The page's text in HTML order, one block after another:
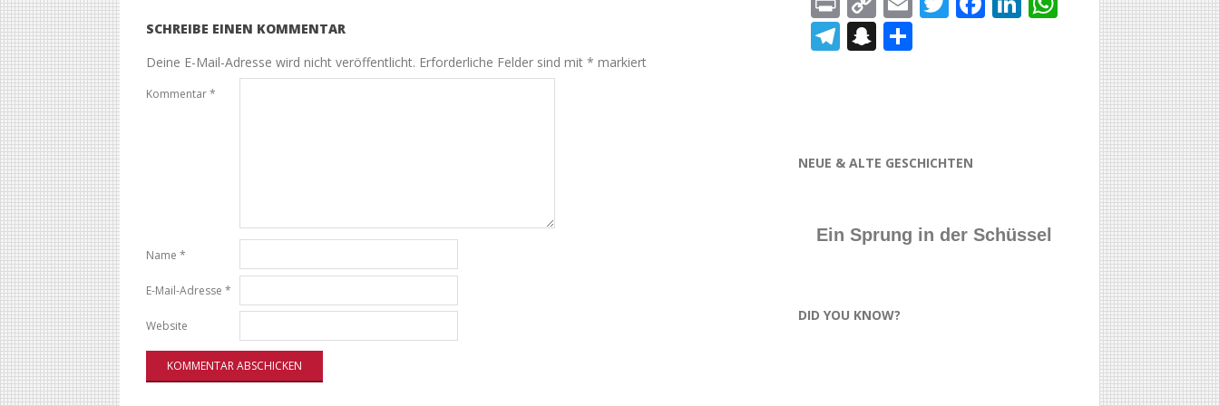
SCHREIBE EINEN KOMMENTAR
Deine E-Mail-Adresse wird nicht veröffentlicht. Erforderliche Felder sind mit * markiert
Kommentar*
Name *
E-Mail-Adresse *
Website
Link
Telegram
Snapchat
NEUE & ALTE GESCHICHTEN
Ein Sprung in der Schüssel
DID YOU KNOW?